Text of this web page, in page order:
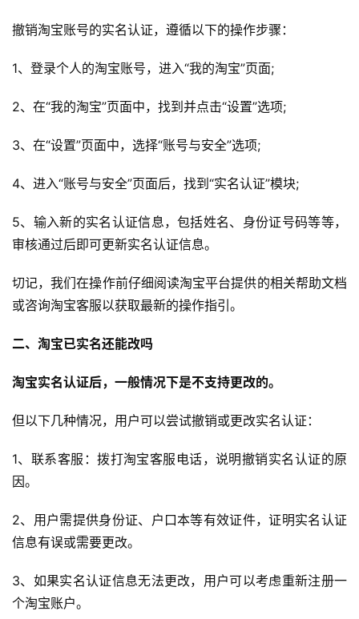
撤销淘宝账号的实名认证，遵循以下的操作步骤：
1、登录个人的淘宝账号，进入“我的淘宝”页面;
2、在“我的淘宝”页面中，找到并点击“设置”选项;
3、在“设置”页面中，选择“账号与安全”选项;
4、进入“账号与安全”页面后，找到“实名认证”模块;
5、输入新的实名认证信息，包括姓名、身份证号码等等，
审核通过后即可更新实名认证信息。
切记，我们在操作前仔细阅读淘宝平台提供的相关帮助文档
或咨询淘宝客服以获取最新的操作指引。
二、淘宝已实名还能改吗
淘宝实名认证后，一般情况下是不支持更改的。
但以下几种情况，用户可以尝试撤销或更改实名认证：
1、联系客服：拨打淘宝客服电话，说明撤销实名认证的原
因。
2、用户需提供身份证、户口本等有效证件，证明实名认证
信息有误或需要更改。
3、如果实名认证信息无法更改，用户可以考虑重新注册一
个淘宝账户。